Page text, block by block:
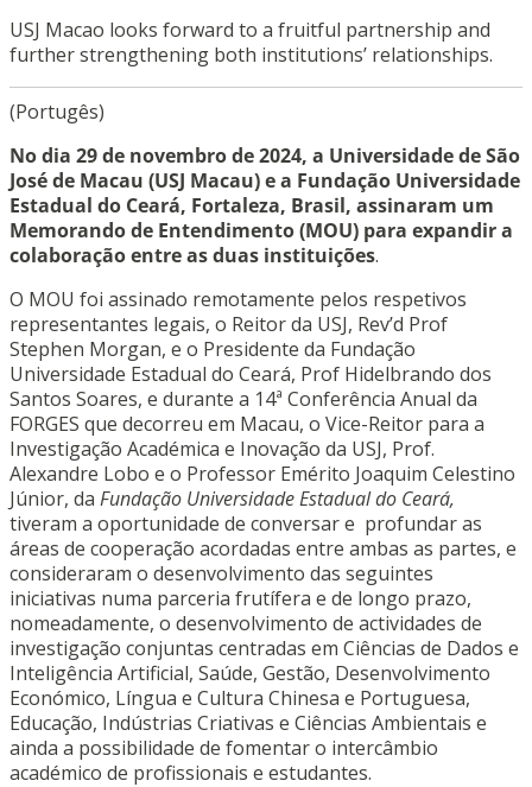
USJ Macao looks forward to a fruitful partnership and
further strengthening both institutions’ relationships.
(Portugês)
No dia 29 de novembro de 2024, a Universidade de São
José de Macau (USJ Macau) e a Fundação Universidade
Estadual do Ceará, Fortaleza, Brasil, assinaram um
Memorando de Entendimento (MOU) para expandir a
colaboração entre as duas instituições.
O MOU foi assinado remotamente pelos respetivos
representantes legais, o Reitor da USJ, Rev’d Prof
Stephen Morgan, e o Presidente da Fundação
Universidade Estadual do Ceará, Prof Hidelbrando dos
Santos Soares, e durante a 14ª Conferência Anual da
FORGES que decorreu em Macau, o Vice-Reitor para a
Investigação Académica e Inovação da USJ, Prof.
Alexandre Lobo e o Professor Emérito Joaquim Celestino
Júnior, da Fundação Universidade Estadual do Ceará,
tiveram a oportunidade de conversar e profundar as
áreas de cooperação acordadas entre ambas as partes, e
consideraram o desenvolvimento das seguintes
iniciativas numa parceria frutífera e de longo prazo,
nomeadamente, o desenvolvimento de actividades de
investigação conjuntas centradas em Ciências de Dados e
Inteligência Artificial, Saúde, Gestão, Desenvolvimento
Económico, Língua e Cultura Chinesa e Portuguesa,
Educação, Indústrias Criativas e Ciências Ambientais e
ainda a possibilidade de fomentar o intercâmbio
académico de profissionais e estudantes.